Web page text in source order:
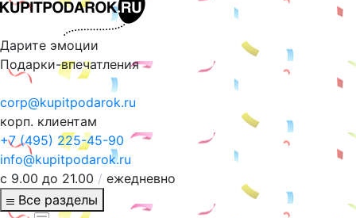
Дарите эмоции
Подарки-впечатления
corp@kupitpodarok.ru
корп. клиентам
+7 (495) 225-45-90
info@kupitpodarok.ru
с 9.00 до 21.00 / ежедневно
Все разделы